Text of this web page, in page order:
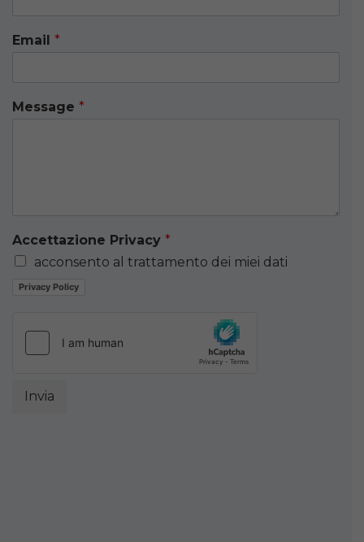
Email *
Message *
Accettazione Privacy *
acconsento al trattamento dei miei dati
Privacy Policy
Invia